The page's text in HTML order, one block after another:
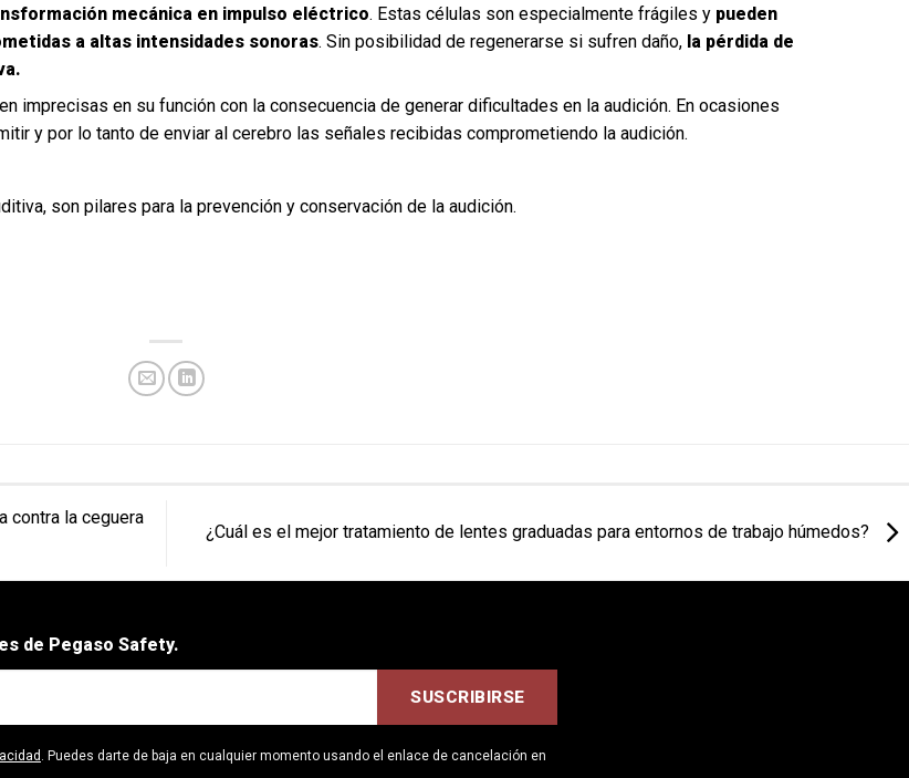
mecánica en impulso eléctrico. Estas células son especialmente frágiles y pueden
a altas intensidades sonoras. Sin posibilidad de regenerarse si sufren daño, la pérdida de
imprecisas en su función con la consecuencia de generar dificultades en la audición. En ocasiones
y por lo tanto de enviar al cerebro las señales recibidas comprometiendo la audición.
, son pilares para la prevención y conservación de la audición.
contra la ceguera
¿Cuál es el mejor tratamiento de lentes graduadas para entornos de trabajo húmedos?
de Pegaso Safety.
. Puedes darte de baja en cualquier momento usando el enlace de cancelación en